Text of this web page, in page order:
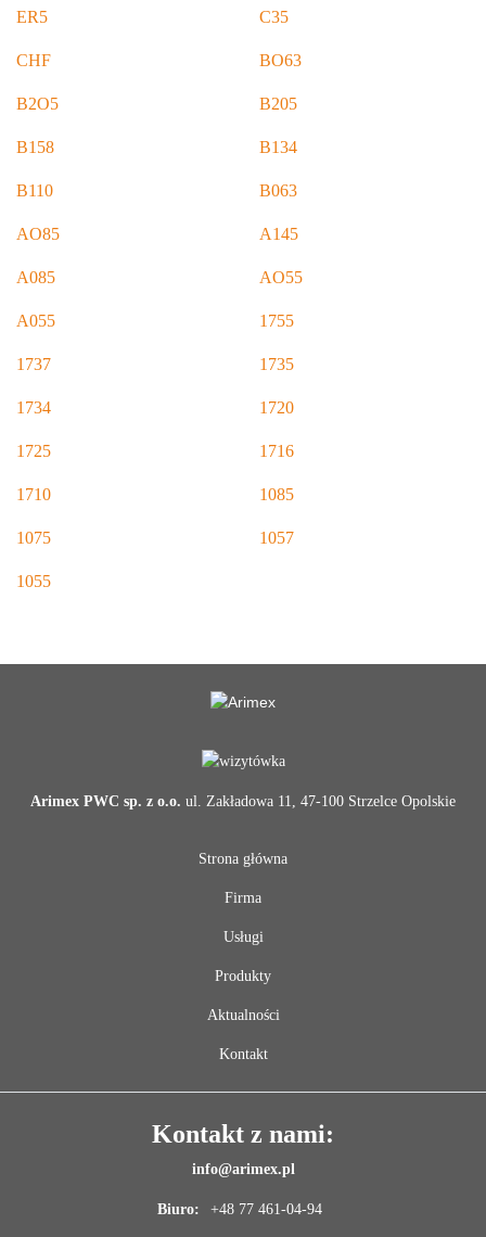
ER5 C35
CHF BO63
B2O5 B205
B158 B134
B110 B063
AO85 A145
A085 AO55
A055 1755
1737 1735
1734 1720
1725 1716
1710 1085
1075 1057
1055
Arimex PWC sp. z o.o. ul. Zakładowa 11, 47-100 Strzelce Opolskie
Strona główna
Firma
Usługi
Produkty
Aktualności
Kontakt
Kontakt z nami:
info@arimex.pl
Biuro: +48 77 461-04-94